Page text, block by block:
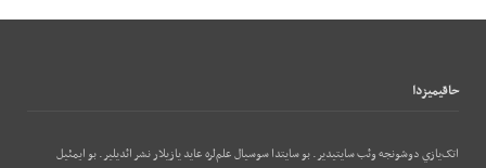
حاقيميزدا
اتک‌يازي دوشونجه وئب‌ سايتيدير. بو سايتدا سوسيال علم‌لره عايد يازيلار نشر ائديلير. بو ایمئيل